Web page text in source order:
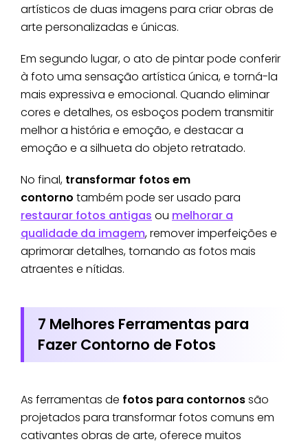
artísticos de duas imagens para criar obras de
arte personalizadas e únicas.
Em segundo lugar, o ato de pintar pode conferir
à foto uma sensação artística única, e torná-la
mais expressiva e emocional. Quando eliminar
cores e detalhes, os esboços podem transmitir
melhor a história e emoção, e destacar a
emoção e a silhueta do objeto retratado.
No final, transformar fotos em
contorno também pode ser usado para
restaurar fotos antigas ou melhorar a
qualidade da imagem, remover imperfeições e
aprimorar detalhes, tornando as fotos mais
atraentes e nítidas.
7 Melhores Ferramentas para
Fazer Contorno de Fotos
As ferramentas de fotos para contornossão
projetados para transformar fotos comuns em
cativantes obras de arte, oferece muitos